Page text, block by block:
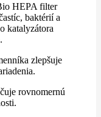
HEPA filter
baktérií a
katalyzátora
zlepšuje
rovnomernú